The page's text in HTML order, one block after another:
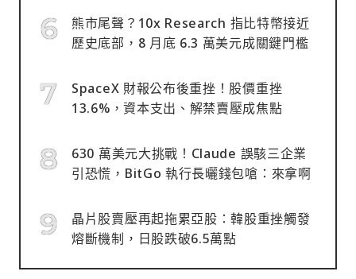
熊市尾聲？10x Research 指比特幣接近
歷史底部，8 月底 6.3 萬美元成關鍵門檻
SpaceX 財報公布後重挫！股價重挫
13.6%，資本支出、解禁賣壓成焦點
630 萬美元大挑戰！Claude 誤駭三企業
引恐慌，BitGo 執行長曬錢包嗆：來拿啊
晶片股賣壓再起拖累亞股：韓股重挫觸發
熔斷機制，日股跌破6.5萬點